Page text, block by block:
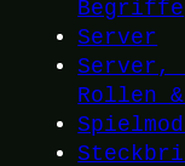
Begriffe
Server
Server,
Rollen